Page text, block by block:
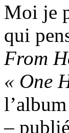
Moi je
qui
From
« One
l’album
–